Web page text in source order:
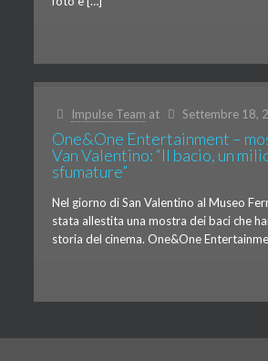
Impulse Team at Settembre 18,
One&One Entertainment –
Van Valentino: “Il bacio, un
sfumature”
Nel giorno di San Valentino al Museo
stata allestita una mostra dei baci che
storia del cinema. One&One